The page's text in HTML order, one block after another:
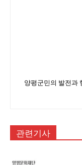
양평군민의 발전과
관련기사